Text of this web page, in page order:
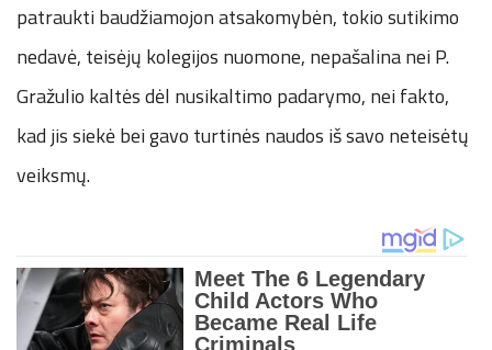
patraukti baudžiamojon atsakomybėn, tokio sutikimo
nedavė, teisėjų kolegijos nuomone, nepašalina nei P.
Gražulio kaltės dėl nusikaltimo padarymo, nei fakto,
kad jis siekė bei gavo turtinės naudos iš savo neteisėtų
veiksmų.